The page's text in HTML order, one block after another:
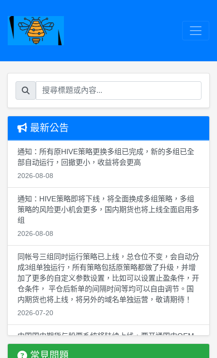
最新公告
通知：所有原HIVE策略更换多组已完成，新的多组已全
部自动运行，回撤更小，收益将会更高
2026-08-08
通知：HIVE策略即将下线，将全面换成多组策略，多组
策略的风险更小机会更多，国内期货也将上线全面启用多
组
2026-08-08
同帐号三组同时运行策略已上线，总仓位不变，会自动分
成3组单独运行，所有策略包括原策略都做了升级，并增
加了更多的自定义参数设置，比如可以设置止盈条件，开
仓条件， 平仓后新单的间隔时间等均可以自由调节。国
内期货也将上线，将另外的域名单独运营，敬请期待！
2026-07-20
中国国内期货与股票系统将陆续上线，要开通国内OEM
独立站的，必须手上有ICP备好案的域名
常見問題